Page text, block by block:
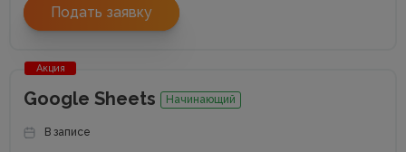
Подать заявку
Акция
Google Sheets Начинающий
В записе